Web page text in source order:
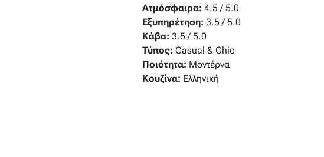
Ατμόσφαιρα: 4.5 / 5.0
Εξυπηρέτηση: 3.5 / 5.0
Κάβα: 3.5 / 5.0
Τύπος: Casual & Chic
Ποιότητα: Μοντέρνα
Κουζίνα: Ελληνική